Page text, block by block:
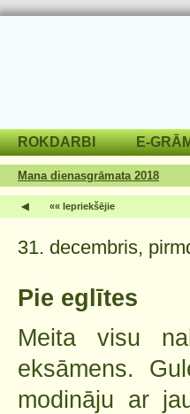
ROKDARBI E-
Mana dienasgrāmata 2018
◀ «« Iepriekšējie
31. decembris,
Pie eglītes
Meita visu
eksāmens.
modināju ar